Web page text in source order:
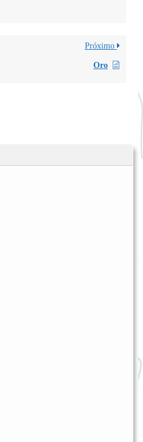
Próximo
Oro